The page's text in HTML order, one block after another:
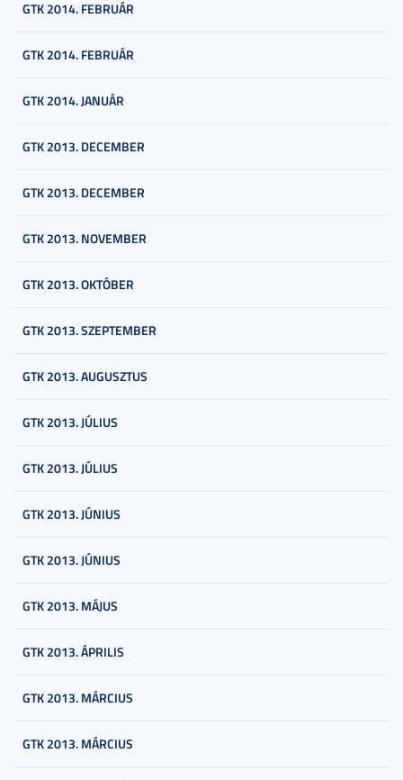
GTK 2014. FEBRUÁR
GTK 2014. FEBRUÁR
GTK 2014. JANUÁR
GTK 2013. DECEMBER
GTK 2013. DECEMBER
GTK 2013. NOVEMBER
GTK 2013. OKTÓBER
GTK 2013. SZEPTEMBER
GTK 2013. AUGUSZTUS
GTK 2013. JÚLIUS
GTK 2013. JÚLIUS
GTK 2013. JÚNIUS
GTK 2013. JÚNIUS
GTK 2013. MÁJUS
GTK 2013. ÁPRILIS
GTK 2013. MÁRCIUS
GTK 2013. MÁRCIUS